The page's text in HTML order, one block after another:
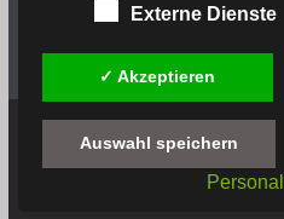
Tunesischer Fußball -
Copyright © 2019 - 2026
Externe Dienste
✓ Akzeptieren
Auswahl speichern